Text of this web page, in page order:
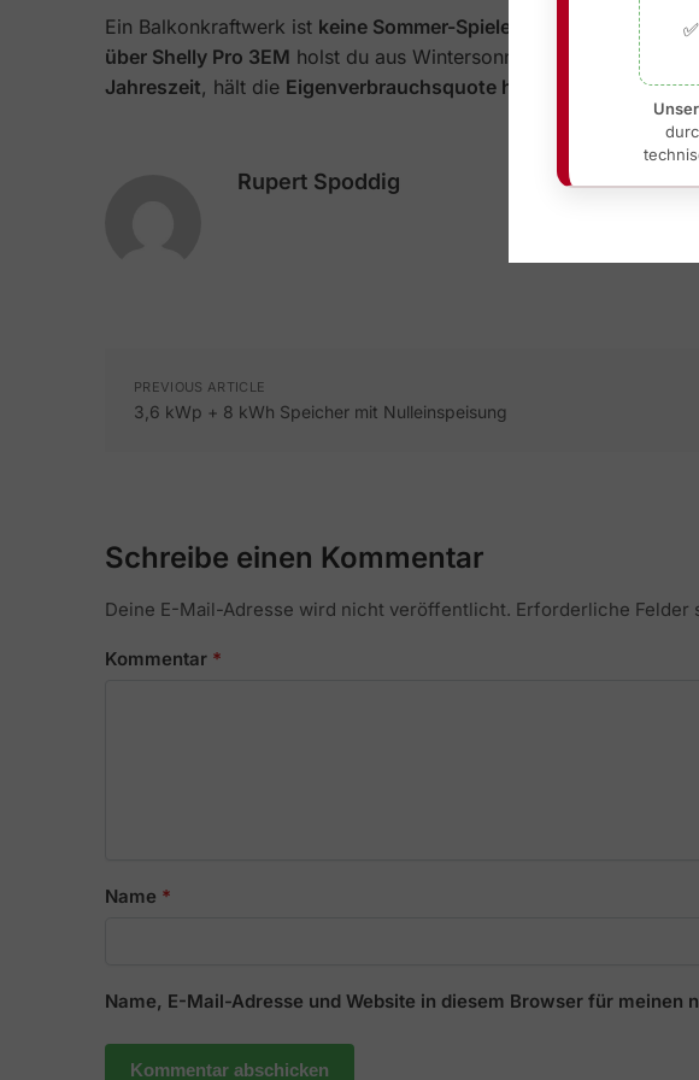
Ein Balkonkraftwerk ist keine Sommer-Spielerei bifazialen
über Shelly Pro 3EM holst du aus Wintersonne, Reflexion und
Jahreszeit, hält die Eigenverbrauchsquote hoch und
Rupert Spoddig
PREVIOUS ARTICLE
3,6 kWp + 8 kWh Speicher mit Nulleinspeisung
Schreibe einen Kommentar
Deine E-Mail-Adresse wird nicht veröffentlicht. Erforderliche Felder
Kommentar *
Name *
Name, E-Mail-Adresse und Website in diesem Browser für meinen